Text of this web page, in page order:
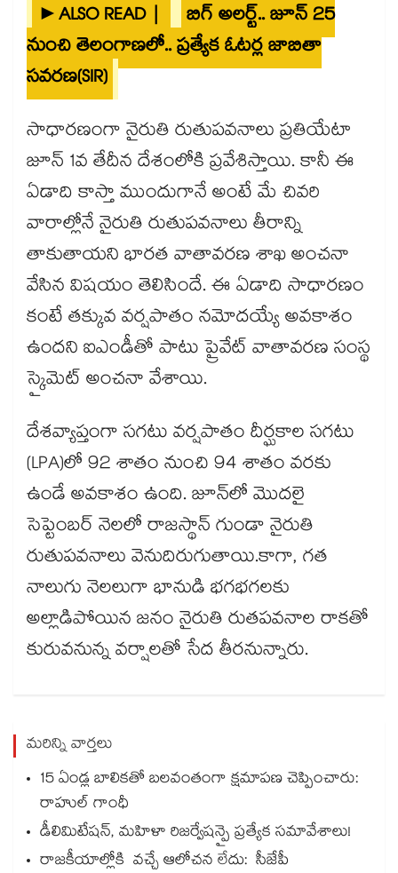
►ALSO READ |
బిగ్ అలర్ట్.. జూన్ 25
నుంచి తెలంగాణలో.. ప్రత్యేక ఓటర్ల జాబితా
సవరణ(SIR)
సాధారణంగా నైరుతి రుతుపవనాలు ప్రతియేటా
జూన్ 1వ తేదీన దేశంలోకి ప్రవేశిస్తాయి. కానీ ఈ
ఏడాది కాస్తా ముందుగానే అంటే మే చివరి
వారాల్లోనే నైరుతి రుతుపవనాలు తీరాన్ని
తాకుతాయని భారత వాతావరణ శాఖ అంచనా
వేసిన విషయం తెలిసిందే. ఈ ఏడాది సాధారణం
కంటే తక్కువ వర్షపాతం నమోదయ్యే అవకాశం
ఉందని ఐఎండీతో పాటు ప్రైవేట్ వాతావరణ సంస్థ
స్కైమెట్ అంచనా వేశాయి.
దేశవ్యాప్తంగా సగటు వర్షపాతం దీర్ఘకాల సగటు
(LPA)లో 92 శాతం నుంచి 94 శాతం వరకు
ఉండే అవకాశం ఉంది. జూన్‎లో మొదలై
సెప్టెంబర్ నెలలో రాజస్థాన్ గుండా నైరుతి
రుతుపవనాలు వెనుదిరుగుతాయి.కాగా, గత
నాలుగు నెలలుగా భానుడి భగభగలకు
అల్లాడిపోయిన జనం నైరుతి రుతపవనాల రాకతో
కురువనున్న వర్షాలతో సేద తీరనున్నారు.
మరిన్ని వార్తలు
15 ఏండ్ల బాలికతో బలవంతంగా క్షమాపణ చెప్పించారు:
రాహుల్ గాంధీ
డీలిమిటేషన్, మహిళా రిజర్వేషన్పై ప్రత్యేక సమావేశాలు!
రాజకీయాల్లోకి వచ్చే ఆలోచన లేదు: సీజేపీ